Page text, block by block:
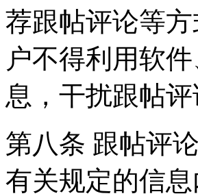
荐跟帖评论等
户不得利用软
息，干扰跟帖
第八条 跟帖评
有关规定的信